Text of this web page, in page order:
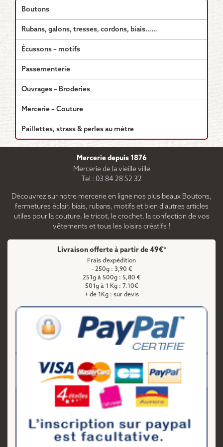
options
peuvent
être
choisies
sur
page
du
produit
Boutons
Rubans, galons, tresses, cordons, biais……
Écussons – motifs
Passementerie
Ouvrages – Broderies
Mercerie – Couture
Paillettes, strass & perles au mètre
Mercerie depuis 1876
Mercerie de la vieille ville
Tel : 03 84 28 52 32
Découvrez sur notre mercerie en ligne nos plus beaux Boutons,
fermetures éclair, biais, rubans, motifs et bien d'autres articles
utiles pour la couture, le tricot, le crochet, la confection de vos
vêtements et tous les loisirs créatifs !
Livraison offerte à partir de 49€*
Frais d'expédition
- 250g : 3,90 €
251g à 500g : 5,80 €
501g à 1 Kg : 7.10€
+ de 1Kg : sur devis